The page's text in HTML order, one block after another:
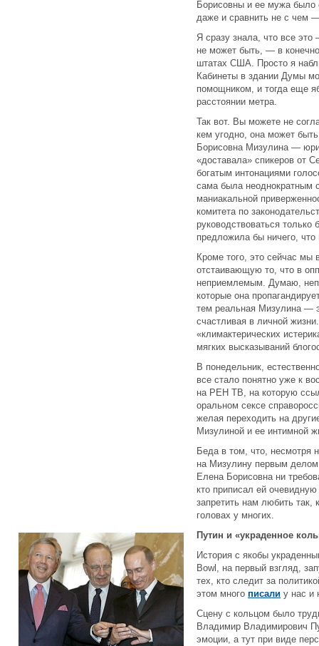
Борисовны и ее мужа было
даже и сравнить не с чем
Я сразу знала, что все
не может быть, — в
штатах США. Просто я
Кабинеты в здании Думы
помощником, и тогда еще
расстоянии метра.
Так вот. Вы можете не
кем угодно, она может
Борисовна Мизулина —
«доставала» спикеров от
богатым интонациями
сама была неоднократным
маниакальной
комитета по
руководствоваться только
предложила бы ничего,
Кроме того, это сейчас мы
отстаивающую то, что в
неприемлемым. Думаю,
которые она
тем реальная Мизулина —
счастливая в личной
«климактерических
мягких высказываний
В понедельник,
все стало понятно уже к
на РЕН ТВ, на которую
оральном сексе
желая переходить на
Мизулиной и ее интимной
Беда в том, что, несмотря
на Мизулину первым
Елена Борисовна ни
кто приписал ей
запретить нам любить так,
головах у многих.
Путин и «украденное
История с якобы
Bowl, на первый взгляд,
тех, кто следит за
этом много писали у нас и
Сцену с кольцом было
Владимир Владимирович
эмоции, а тут при виде